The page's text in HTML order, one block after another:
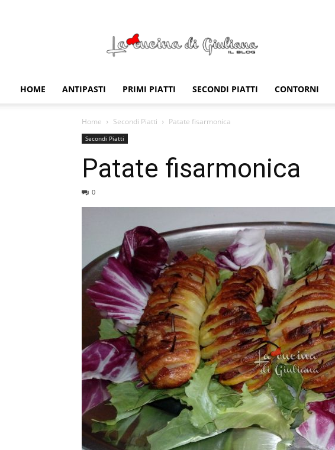
Cucina
di
Giuliana
HOME ANTIPASTI PRIMI PIATTI SECONDI PIATTI CONTORNI
Home Secondi Piatti Patate fisarmonica
Secondi Piatti
Patate fisarmonica
0